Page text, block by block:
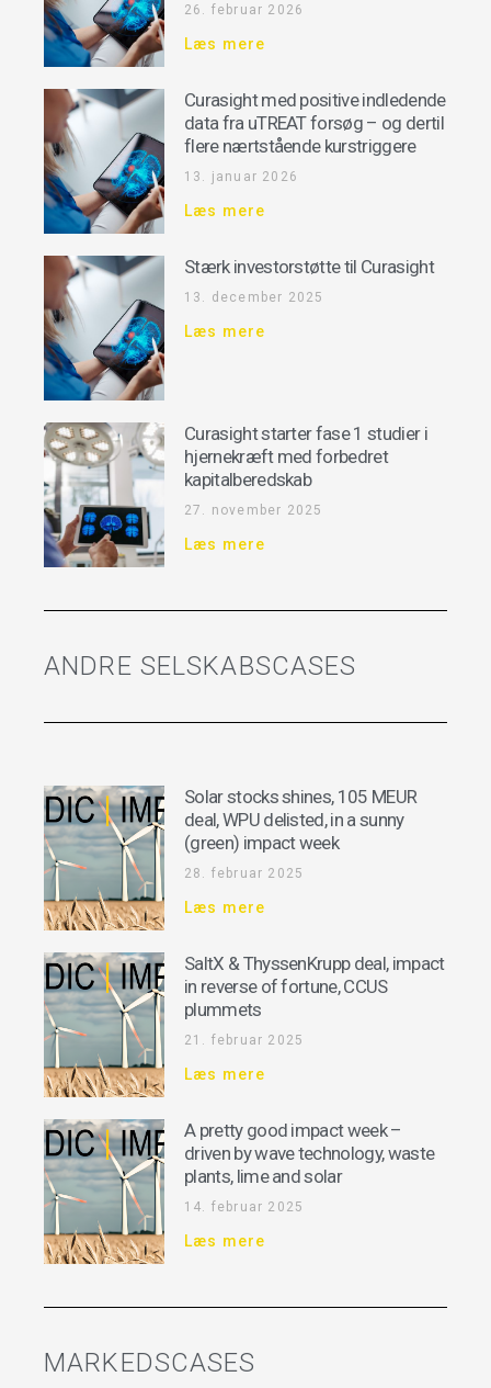
26. februar 2026
Læs mere
Curasight med positive indledende
data fra uTREAT forsøg – og dertil
flere nærtstående kurstriggere
13. januar 2026
Læs mere
Stærk investorstøtte til Curasight
13. december 2025
Læs mere
Curasight starter fase 1 studier i
hjernekræft med forbedret
kapitalberedskab
27. november 2025
Læs mere
ANDRE SELSKABSCASES
Solar stocks shines, 105 MEUR
deal, WPU delisted, in a sunny
(green) impact week
28. februar 2025
Læs mere
SaltX & ThyssenKrupp deal, impact
in reverse of fortune, CCUS
plummets
21. februar 2025
Læs mere
A pretty good impact week –
driven by wave technology, waste
plants, lime and solar
14. februar 2025
Læs mere
MARKEDSCASES